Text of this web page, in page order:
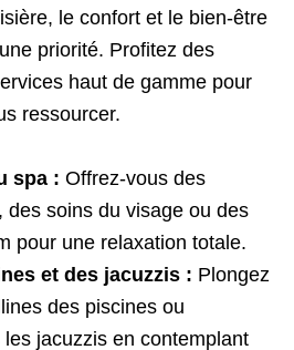
le confort et le bien-être
priorité. Profitez des
haut de gamme pour
ressourcer.
spa : Offrez-vous des
des soins du visage ou des
pour une relaxation totale.
et des jacuzzis : Plongez
des piscines ou
jacuzzis en contemplant